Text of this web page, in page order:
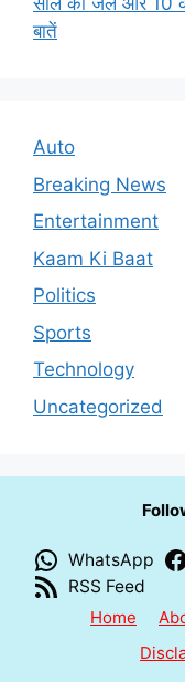
बातें
Auto
Breaking News
Entertainment
Kaam Ki Baat
Politics
Sports
Technology
Uncategorized
WhatsApp
RSS Feed
Home